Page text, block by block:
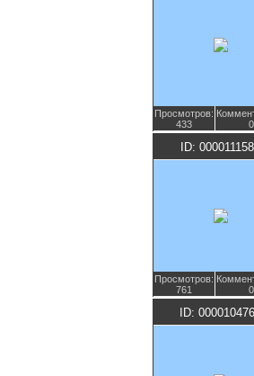
Просмотров:
433
0
ID:
Просмотров:
761
0
ID: